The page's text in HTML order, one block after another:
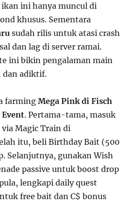
ini hanya muncul di
khusus. Sementara
sudah rilis untuk atasi crash
dan lag di server ramai.
ini bikin pengalaman main
dan adiktif.
farmingMega Pink di Fisch
. Pertama-tama, masuk
Magic Train di
itu, beli Birthday Bait (500
Selanjutnya, gunakan Wish
passive untuk boost drop
lengkapi daily quest
free bait dan C$ bonus